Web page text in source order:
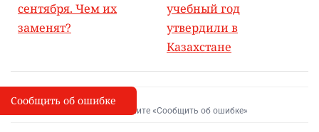
сентября. Чем их
заменят?
учебный год
утвердили в
Казахстане
I
Сообщить об опечатке
Выделите фрагмент и нажмите «Сообщить об ошибке»
Сообщить об ошибке